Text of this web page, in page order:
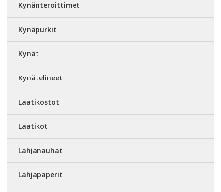
Kynänteroittimet
Kynäpurkit
Kynät
Kynätelineet
Laatikostot
Laatikot
Lahjanauhat
Lahjapaperit